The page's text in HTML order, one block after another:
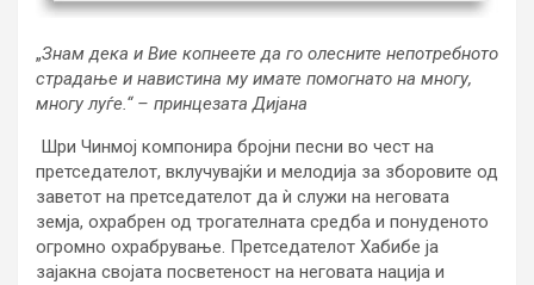
„Знам дека и Вие копнеете да го олесните непотребното
страдање и навистина му имате помогнато на многу,
многу луѓе.“ – принцезата Дијана
Шри Чинмој компонира бројни песни во чест на
претседателот, вклучувајќи и мелодија за зборовите од
заветот на претседателот да ѝ служи на неговата
земја, охрабрен од трогателната средба и понуденото
огромно охрабрување. Претседателот Хабибе ja
зајакна својата посветеност на неговата нација и